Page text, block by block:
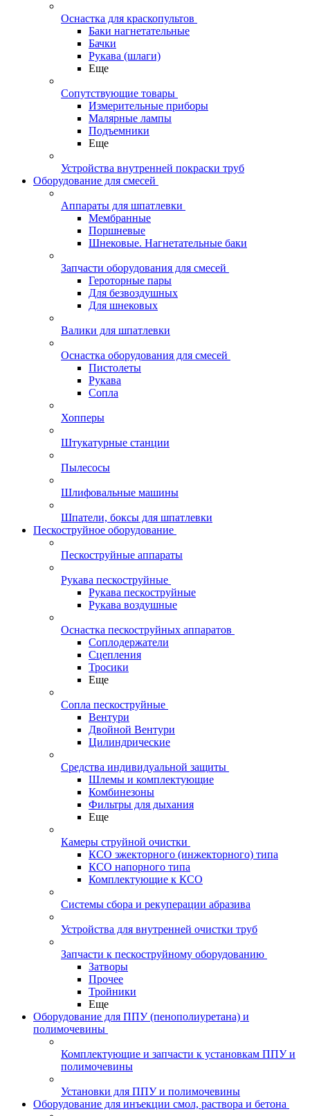
Оснастка для краскопультов
Баки нагнетательные
Бачки
Рукава (шлаги)
Еще
Сопутствующие товары
Измерительные приборы
Малярные лампы
Подъемники
Еще
Устройства внутренней покраски труб
Оборудование для смесей
Аппараты для шпатлевки
Мембранные
Поршневые
Шнековые. Нагнетательные баки
Запчасти оборудования для смесей
Героторные пары
Для безвоздушных
Для шнековых
Валики для шпатлевки
Оснастка оборудования для смесей
Пистолеты
Рукава
Сопла
Хопперы
Штукатурные станции
Пылесосы
Шлифовальные машины
Шпатели, боксы для шпатлевки
Пескоструйное оборудование
Пескоструйные аппараты
Рукава пескоструйные
Рукава пескоструйные
Рукава воздушные
Оснастка пескоструйных аппаратов
Соплодержатели
Сцепления
Тросики
Еще
Сопла пескоструйные
Вентури
Двойной Вентури
Цилиндрические
Средства индивидуальной защиты
Шлемы и комплектующие
Комбинезоны
Фильтры для дыхания
Еще
Камеры струйной очистки
КСО эжекторного (инжекторного) типа
КСО напорного типа
Комплектующие к КСО
Системы сбора и рекуперации абразива
Устройства для внутренней очистки труб
Запчасти к пескоструйному оборудованию
Затворы
Прочее
Тройники
Еще
Оборудование для ППУ (пенополиуретана) и
полимочевины
Комплектующие и запчасти к установкам ППУ и
полимочевины
Установки для ППУ и полимочевины
Оборудование для инъекции смол, раствора и бетона